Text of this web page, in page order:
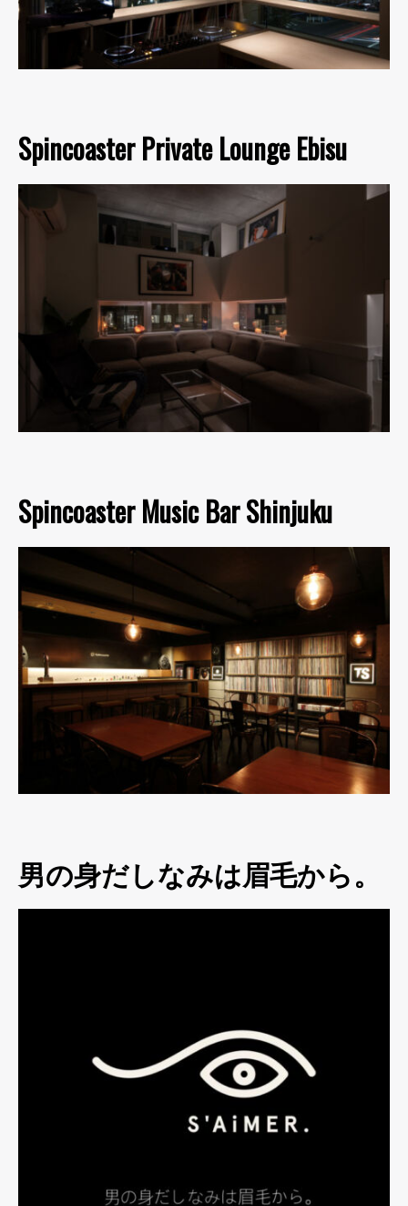
Spincoaster Private Lounge Ebisu
Spincoaster Music Bar Shinjuku
男の身だしなみは眉毛から。